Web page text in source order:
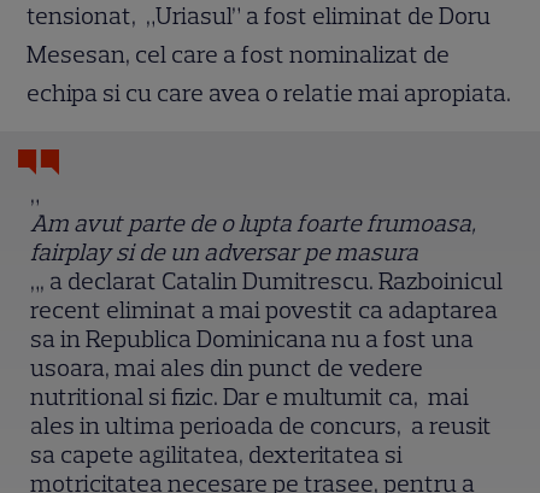
tensionat, „Uriasul” a fost eliminat de Doru
Mesesan, cel care a fost nominalizat de
echipa si cu care avea o relatie mai apropiata.
„
Am avut parte de o lupta foarte frumoasa,
fairplay si de un adversar pe masura
„, a declarat Catalin Dumitrescu. Razboinicul
recent eliminat a mai povestit ca adaptarea
sa in Republica Dominicana nu a fost una
usoara, mai ales din punct de vedere
nutritional si fizic. Dar e multumit ca, mai
ales in ultima perioada de concurs, a reusit
sa capete agilitatea, dexteritatea si
motricitatea necesare pe trasee, pentru a